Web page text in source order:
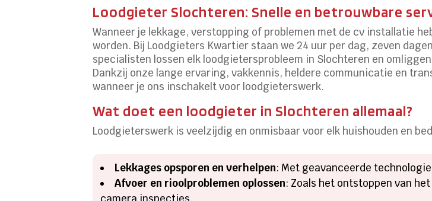
Loodgieter Slochteren: Snelle en betrouwbare
Wanneer je lekkage, verstopping of problemen met de cv installatie
worden. Bij Loodgieters Kwartier staan we 24 uur per dag, zeven
specialisten lossen elk loodgietersprobleem in Slochteren en
Dankzij onze lange ervaring, vakkennis, heldere communicatie en
wanneer je ons inschakelt voor loodgieterswerk.
Wat doet een loodgieter in Slochteren allemaal?
Loodgieterswerk is veelzijdig en onmisbaar voor elk huishouden en
Lekkages opsporen en verhelpen: Met geavanceerde
Afvoer en rioolproblemen oplossen: Zoals het ontstoppen van